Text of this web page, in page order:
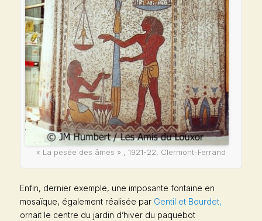
« La pesée des âmes » , 1921-22, Clermont-Ferrand
Enfin, dernier exemple, une imposante fontaine en
mosaïque, également réalisée par Gentil et Bourdet,
ornait le centre du jardin d’hiver du paquebot